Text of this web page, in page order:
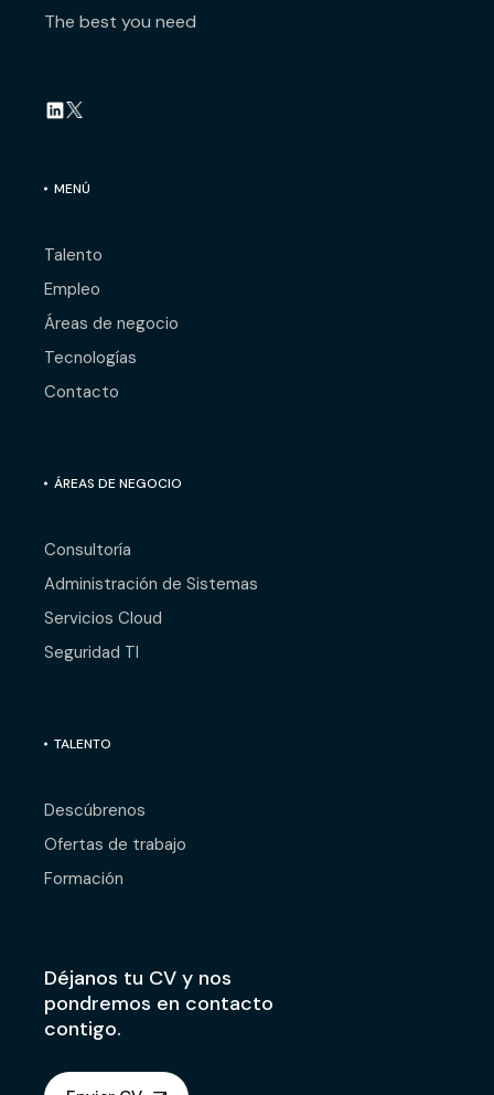
The best you need
MENÚ
Talento
Empleo
Áreas de negocio
Tecnologías
Contacto
ÁREAS DE NEGOCIO
Consultoría
Administración de Sistemas
Servicios Cloud
Seguridad TI
TALENTO
Descúbrenos
Ofertas de trabajo
Formación
Déjanos tu CV y nos
pondremos en contacto
contigo.